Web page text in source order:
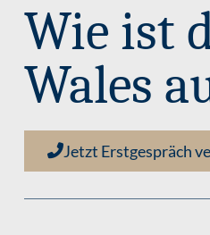
Wie ist
Wales
Jetzt Erstgespräch